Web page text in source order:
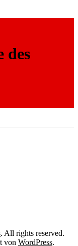
des
. All rights reserved.
von WordPress.